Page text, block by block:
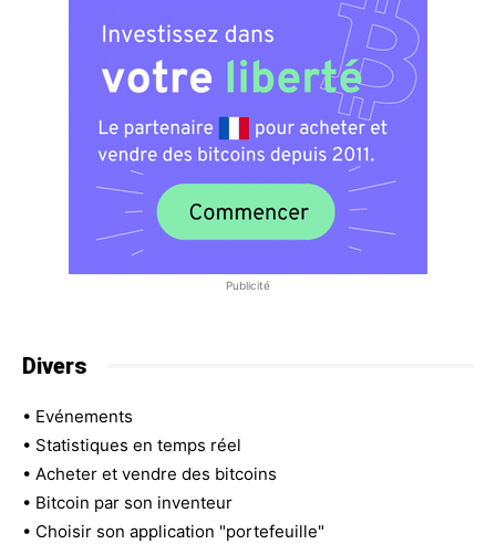
Publicité
Divers
• Evénements
• Statistiques en temps réel
• Acheter et vendre des bitcoins
• Bitcoin par son inventeur
• Choisir son application "portefeuille"